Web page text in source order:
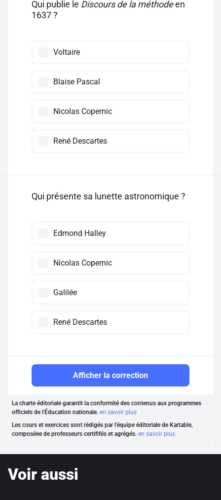
Qui publie le Discours de la méthodeen
1637 ?
Voltaire
Blaise Pascal
Nicolas Copernic
René Descartes
Qui présente sa lunette astronomique ?
Edmond Halley
Nicolas Copernic
Galilée
René Descartes
Afficher la correction
La charte éditoriale garantit la conformité des contenus aux programmes
officiels de l'Éducation nationale. en savoir plus
Les cours et exercices sont rédigés par l'équipe éditoriale de Kartable,
composéee de professeurs certififés et agrégés. en savoir plus
Voir aussi